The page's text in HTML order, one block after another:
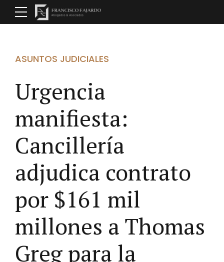
ASUNTOS JUDICIALES
Urgencia
manifiesta:
Cancillería
adjudica contrato
por $161 mil
millones a Thomas
Greg para la